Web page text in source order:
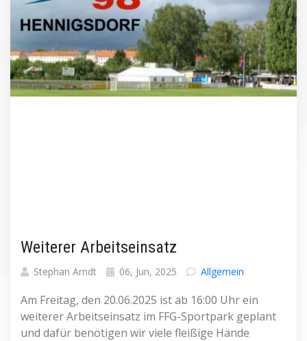
Weiterer Arbeitseinsatz
Stephan Arndt 06, Jun, 2025 Allgemein
Am Freitag, den 20.06.2025 ist ab 16:00 Uhr ein
weiterer Arbeitseinsatz im FFG-Sportpark geplant
und dafür benötigen wir viele fleißige Hände